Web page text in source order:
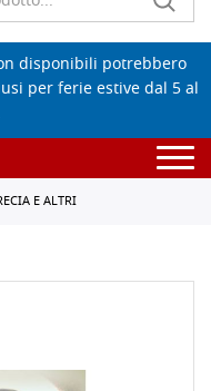
disponibili potrebbero
per ferie estive dal 5 al
E ALTRI